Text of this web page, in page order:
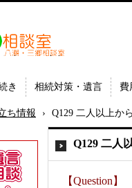
ら埼玉県
き 相続対策・遺言 費
ち情報 › Q129 二人以上か
Q129 二人
【Question】